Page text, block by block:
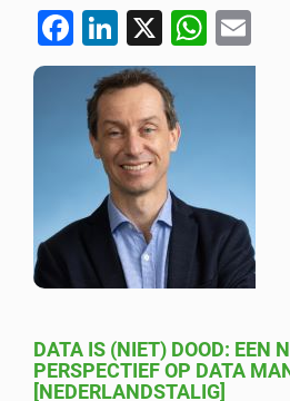
F
a
c
e
b
o
k
Li
n
k
e
dI
n
X W
h
p
p
m
DATA IS (NIET) DOOD: EEN
PERSPECTIEF OP DATA
[NEDERLANDSTALIG]